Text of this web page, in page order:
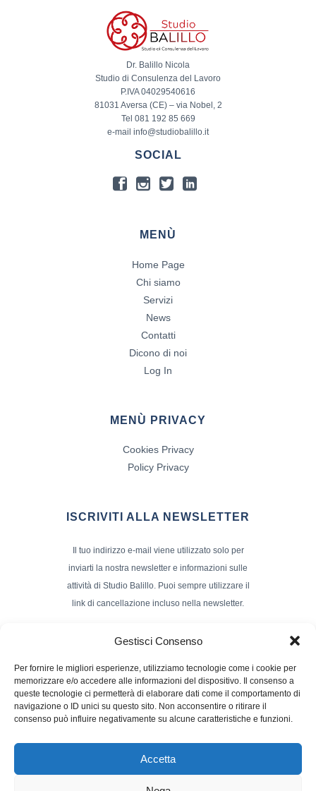
Gestisci Consenso
Per fornire le migliori esperienze, utilizziamo tecnologie come i cookie per
memorizzare e/o accedere alle informazioni del dispositivo. Il consenso a
queste tecnologie ci permetterà di elaborare dati come il comportamento di
navigazione o ID unici su questo sito. Non acconsentire o ritirare il
consenso può influire negativamente su alcune caratteristiche e funzioni.
Accetta
Dr. Balillo Nicola
Studio di Consulenza del Lavoro
P.IVA 04029540616
81031 Aversa (CE) – via Nobel, 2
Tel 081 192 85 669
e-mail info@studiobalillo.it
SOCIAL
MENÙ
Home Page
Chi siamo
Servizi
News
Contatti
Dicono di noi
Log In
MENÙ PRIVACY
Cookies Privacy
Policy Privacy
ISCRIVITI ALLA NEWSLETTER
Il tuo indirizzo e-mail viene utilizzato solo per
inviarti la nostra newsletter e informazioni sulle
attività di Studio Balillo. Puoi sempre utilizzare il
link di cancellazione incluso nella newsletter.
Nome e Cognome